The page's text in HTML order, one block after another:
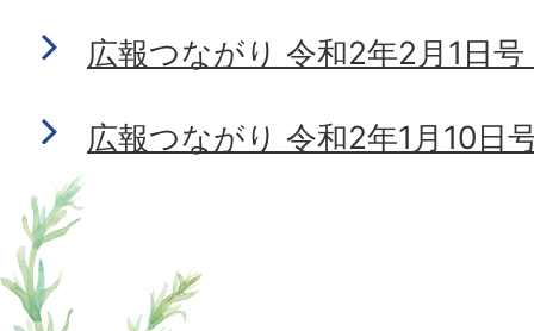
広報つながり 令和2年2月1日
広報つながり 令和2年1月10日